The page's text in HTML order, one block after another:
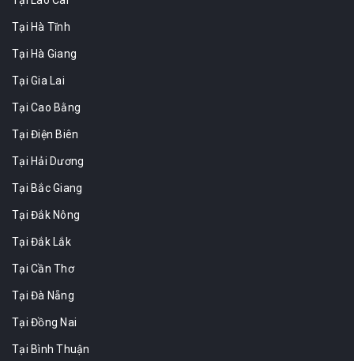
Tại Hà Tĩnh
Tại Hà Giang
Tại Gia Lai
Tại Cao Bằng
Tại Điện Biên
Tại Hải Dương
Tại Bắc Giang
Tại Đắk Nông
Tại Đắk Lắk
Tại Cần Thơ
Tại Đà Nẵng
Tại Đồng Nai
Tại Bình Thuận